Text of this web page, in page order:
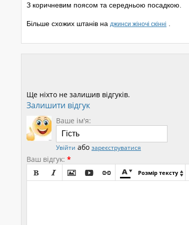
З коричневим поясом та середньою посадкою.
Більше схожих штанів на джинси жіночі скінні
Ще ніхто не залишив відгуків.
Залишити відгук
Ваше ім'я:
Увійти або зареєструватися
Ваш відгук: *
      Розмір тексту 